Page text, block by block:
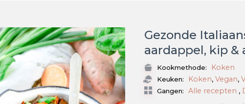
Gezonde
aardappel, kip &
Kookmethode: Koken
Keuken: Koken,Vegan,
Gangen: Alle recepten ,